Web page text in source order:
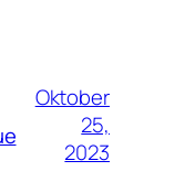
Oktober
25,
2023